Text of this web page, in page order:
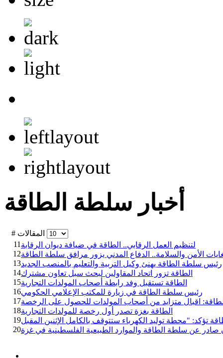
أخبار سلطة الطاقة
11 لتنظيم العمل الرقابي.. الطاقة في ضيافة ديوان الرقابة
12الأمن والسلامة.. الدفاع المدني يزور مرافق سلطة الطاقة
13رئيس سلطة الطاقة يهنئ وكيل التربية والتعليم بالمنصب الجديد
14الطاقة تزور اتحاد المقاولين لبحث سبل تعاون مشترك
15الطاقة تستقبل وفد رابطة أصحاب المولدات التجارية
16رئيس سلطة الطاقة في زيارة للمكتب الإعلامي الحكومي
17اقبال متزايد من أصحاب المولدات للحصول على الرخصة
18الطاقة بغزة تصدر أول رخصة للمولدات التجارية
19
20صادر عن سلطة الطاقة والموارد الطبيعية الفلسطينية في غزة